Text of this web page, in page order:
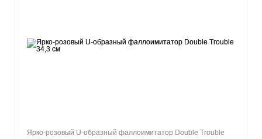
Ярко-розовый U-образный фаллоимитатор Double Trouble